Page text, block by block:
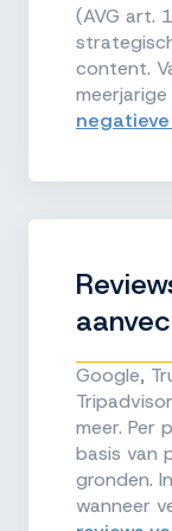
(AVG art.
content.
Google,
meer. Per
basis van
gronden.
wanneer